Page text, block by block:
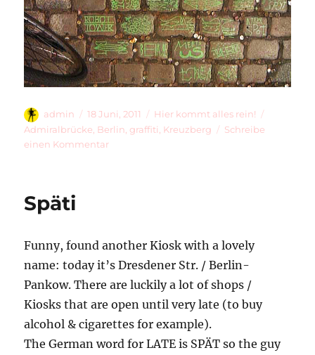
Autor
admin
Veröffentlicht
am
18 Juni, 2011 Kategorien
Hier kommt alles rein!
Admiralbrücke Berlin graffiti Kreuzberg
Schreibe
einen Kommentarzu
Späti
Funny, found another Kiosk with a lovely
name: today it’s Dresdener Str. / Berlin-
Pankow. There are luckily a lot of shops /
Kiosks that are open until very late (to buy
alcohol & cigarettes for example).
The German word for LATE is SPÄT so the guy